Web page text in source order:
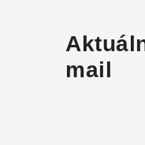
mail